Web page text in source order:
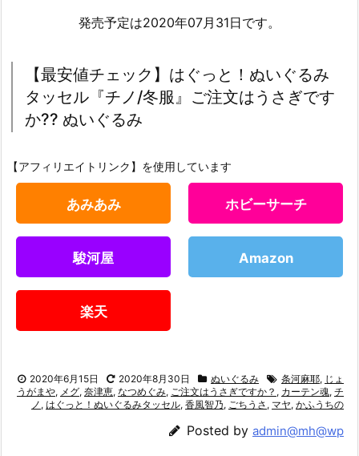
発売予定は2020年07月31日です。
【最安値チェック】はぐっと！ぬいぐるみ
タッセル『チノ/冬服』ご注文はうさぎです
か?? ぬいぐるみ
【アフィリエイトリンク】を使用しています
あみあみ ホビーサーチ
駿河屋 Amazon
楽天
2020年6月15日 2020年8月30日 ぬいぐるみ 条河麻耶, じょ
うがまや, メグ, 奈津恵, なつめぐみ, ご注文はうさぎですか？ , カーテン魂, チ
ノ , はぐっと！ぬいぐるみタッセル, 香風智乃, ごちうさ , マヤ, かふうちの
Posted by admin@mh@wp